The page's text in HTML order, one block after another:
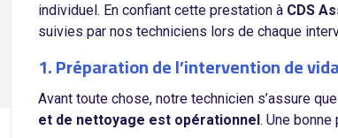
individuel. En confiant cette prestation à CDS
suivies par nos techniciens lors de chaque
1. Préparation de l’intervention de
Avant toute chose, notre technicien s’assure que
et de nettoyage est opérationnel. Une